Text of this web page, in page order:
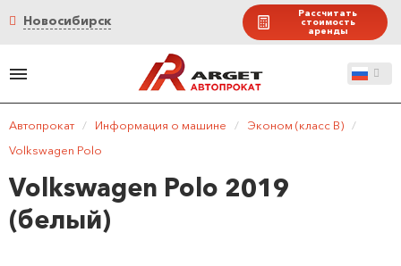
Новосибирск Рассчитать
стоимость
аренды
Автопрокат / Информация о машине / Эконом (класс B)
/
Volkswagen Polo
Volkswagen Polo 2019
(белый)